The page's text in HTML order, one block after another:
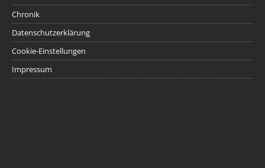
Chronik
Datenschutzerklärung
Cookie-Einstellungen
Impressum